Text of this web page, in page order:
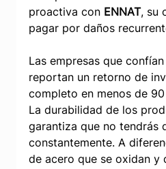
proactiva con ENNAT, su
pagar por daños
Las empresas que
reportan un retorno de
completo en menos de
La durabilidad de los
garantiza que no tendrás
constantemente. A
de acero que se oxidan y